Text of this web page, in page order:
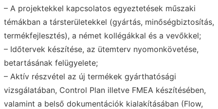
– A projektekkel kapcsolatos egyeztetések műszaki
témákban a társterületekkel (gyártás, minőségbiztosítás,
termékfejlesztés), a német kollégákkal és a vevőkkel;
– Időtervek készítése, az ütemterv nyomonkövetése,
betartásának felügyelete;
– Aktív részvétel az új termékek gyárthatósági
vizsgálatában, Control Plan illetve FMEA készítésében,
valamint a belső dokumentációk kialakításában (Flow,